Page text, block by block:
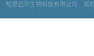
柏思迈尔生物科技有限公司 版